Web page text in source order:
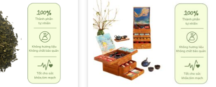
Add to wishlist Add to wishlist